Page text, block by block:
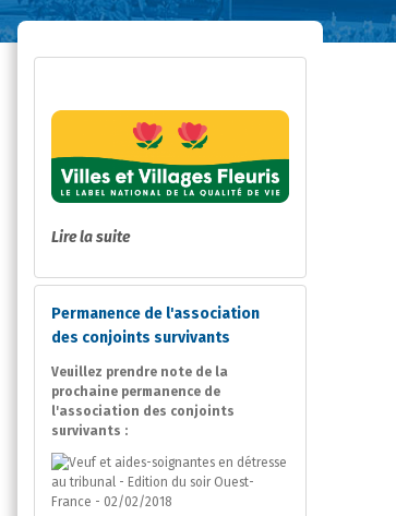
Lire la suite
Permanence de l'association
des conjoints survivants
Veuillez prendre note de la
prochaine permanence de
l'association des conjoints
survivants :